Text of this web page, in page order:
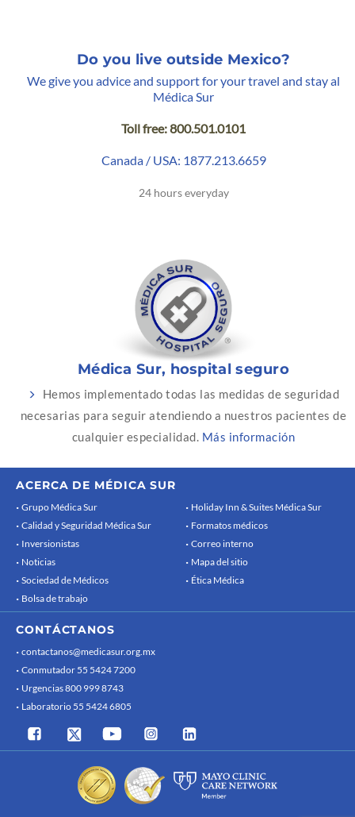
Do you live outside Mexico?
We give you advice and support for your travel and stay al
Médica Sur
Toll free: 800.501.0101
Canada / USA: 1877.213.6659
24 hours everyday
Médica Sur, hospital seguro
Hemos implementado todas las medidas de seguridad
necesarias para seguir atendiendo a nuestros pacientes de
cualquier especialidad. Más información
ACERCA DE MÉDICA SUR
Grupo Médica Sur
Calidad y Seguridad Médica Sur
Inversionistas
Noticias
Sociedad de Médicos
Bolsa de trabajo
Holiday Inn & Suites Médica Sur
Formatos médicos
Correo interno
Mapa del sitio
Ética Médica
CONTÁCTANOS
contactanos@medicasur.org.mx
Conmutador 55 5424 7200
Urgencias 800 999 8743
Laboratorio 55 5424 6805